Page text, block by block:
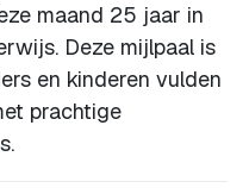
maand 25 jaar in
Deze mijlpaal is
en kinderen vulden
prachtige